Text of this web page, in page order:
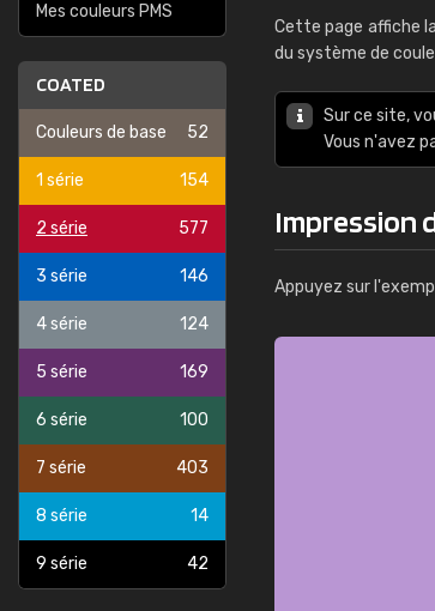
Mes couleurs PMS
COATED
Couleurs de base 52
1 série 154
2 série 577
3 série 146
4 série 124
5 série 169
6 série 100
7 série 403
8 série 14
9 série 42
Cette page affiche
du système de
Sur ce site,
Vous n'avez
Impression
Appuyez sur